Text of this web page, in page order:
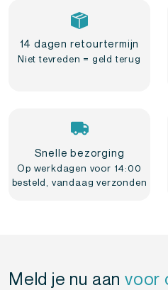
14 dagen retourtermijn
Niet tevreden = geld terug
Snelle bezorging
Op werkdagen voor 14:00
besteld, vandaag verzonden
Meld je nu aanvoor